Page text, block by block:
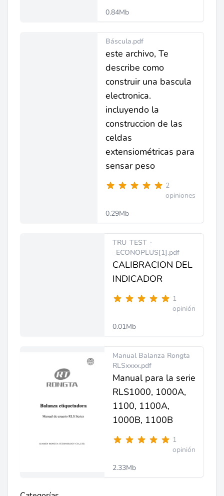
0.84Mb
Báscula.pdf
este archivo, Te
describe como
construir una bascula
electronica.
incluyendo la
construccion de las
celdas
extensiométricas para
sensar peso
2
opiniones
0.29Mb
TRU_TEST_-
_ECONOPLUS[1].pdf
CALIBRACION DEL
INDICADOR
1
opinión
0.01Mb
Manual Balanza Rongta
RLSxxxx.pdf
Manual para la serie
RLS1000, 1000A,
1100, 1100A,
1000B, 1100B
1
opinión
2.33Mb